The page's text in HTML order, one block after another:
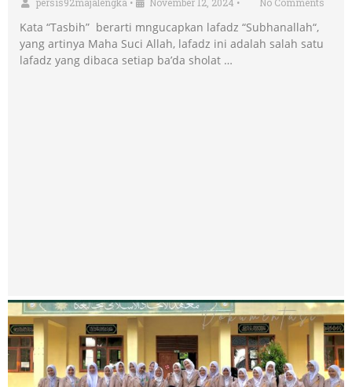
persis92majalengka • November 12, 2024 • No Comments
Kata “Tasbih” berarti mngucapkan lafadz “Subhanallah“,
yang artinya Maha Suci Allah, lafadz ini adalah salah satu
lafadz yang dibaca setiap ba’da sholat …